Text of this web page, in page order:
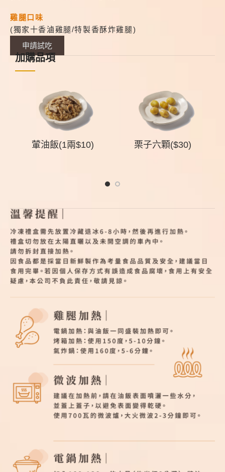
雞腿口味
(獨家十香滷雞腿/特製香酥炸雞腿)
申請試吃
加購品項
葷油飯(1兩$10) 栗子六顆($30)